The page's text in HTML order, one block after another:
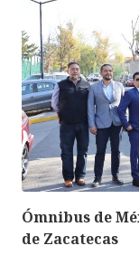
Ómnibus de
de Zacatecas